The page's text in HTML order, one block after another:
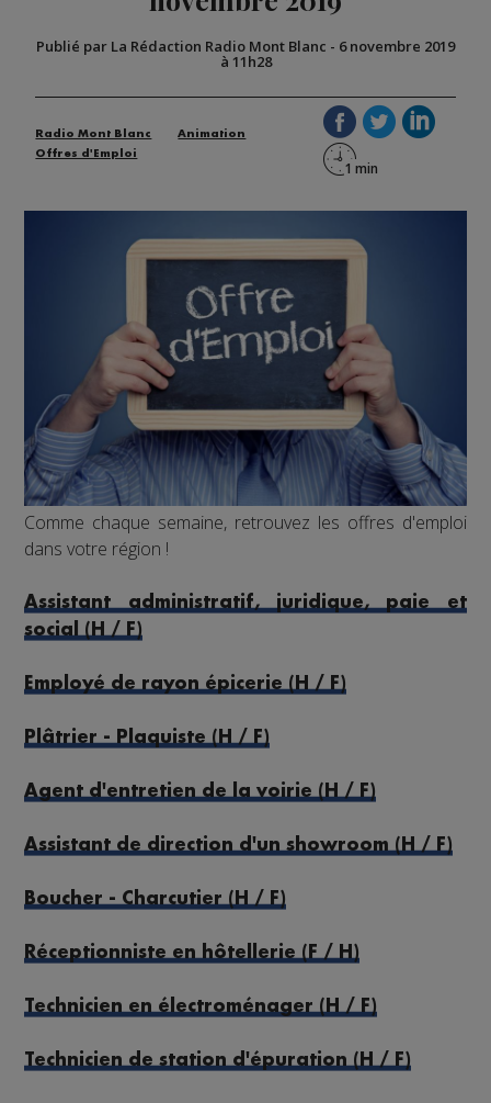
Publié par La Rédaction Radio Mont Blanc - 6 novembre 2019
à 11h28
Radio Mont Blanc
Animation
Offres d'Emploi
Comme chaque semaine, retrouvez les offres d'emploi
dans votre région !
Assistant administratif, juridique, paie et
social (H / F)
Employé de rayon épicerie (H / F)
Plâtrier - Plaquiste (H / F)
Agent d'entretien de la voirie (H / F)
Assistant de direction d'un showroom (H / F)
Boucher - Charcutier (H / F)
Réceptionniste en hôtellerie (F / H)
Technicien en électroménager (H / F)
Technicien de station d'épuration (H / F)